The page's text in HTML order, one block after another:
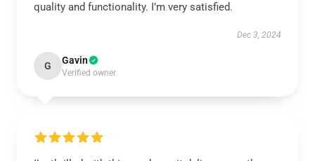
quality and functionality. I’m very satisfied.
Dec 3, 2024
G Gavin
Verified owner